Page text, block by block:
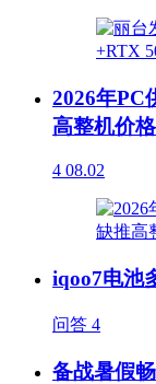
2026年PC
高整机价
4 08.02
iqoo7电池
问答 4
备战暑假